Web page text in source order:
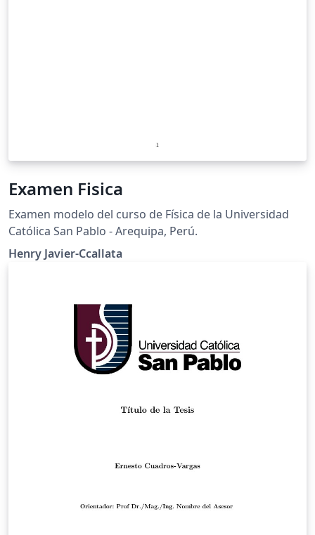
Examen Fisica
Examen modelo del curso de Física de la Universidad
Católica San Pablo - Arequipa, Perú.
Henry Javier-Ccallata